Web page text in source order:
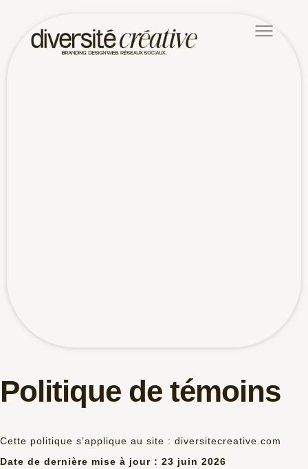
Politique de témoins
Cette politique s’applique au site : diversitecreative.com
Date de dernière mise à jour : 23 juin 2026